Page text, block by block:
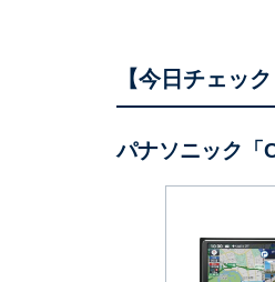
【今日チェッ
パナソニック「